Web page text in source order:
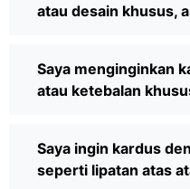
atau desain khusus,
Saya menginginkan
atau ketebalan
Saya ingin kardus
seperti lipatan atas